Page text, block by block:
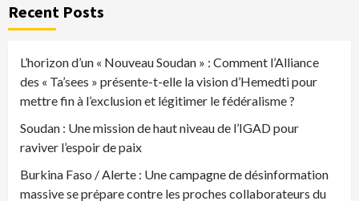
Recent Posts
L’horizon d’un « Nouveau Soudan » : Comment l’Alliance
des « Ta’sees » présente-t-elle la vision d’Hemedti pour
mettre fin à l’exclusion et légitimer le fédéralisme ?
Soudan : Une mission de haut niveau de l’IGAD pour
raviver l’espoir de paix
Burkina Faso / Alerte : Une campagne de désinformation
massive se prépare contre les proches collaborateurs du